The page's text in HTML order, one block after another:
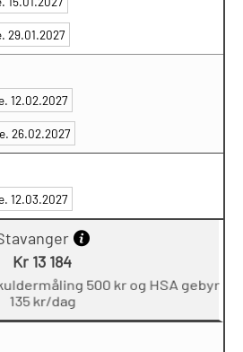
29.01.2027
12.02.2027
26.02.2027
12.03.2027
Kr 13 184
500 kr og HSA gebyr
135 kr/dag